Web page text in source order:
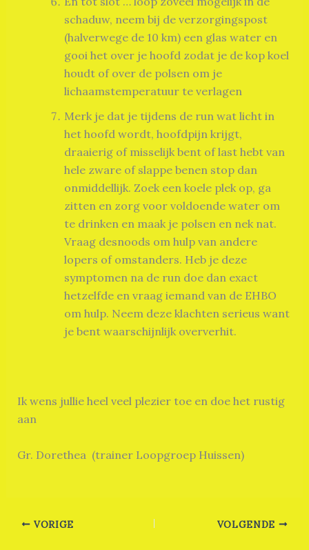
schaduw, neem bij de verzorgingspost
(halverwege de 10 km) een glas water en
gooi het over je hoofd zodat je de kop koel
houdt of over de polsen om je
lichaamstemperatuur te verlagen
Merk je dat je tijdens de run wat licht in
het hoofd wordt, hoofdpijn krijgt,
draaierig of misselijk bent of last hebt van
hele zware of slappe benen stop dan
onmiddellijk. Zoek een koele plek op, ga
zitten en zorg voor voldoende water om
te drinken en maak je polsen en nek nat.
Vraag desnoods om hulp van andere
lopers of omstanders. Heb je deze
symptomen na de run doe dan exact
hetzelfde en vraag iemand van de EHBO
om hulp. Neem deze klachten serieus want
je bent waarschijnlijk oververhit.
Ik wens jullie heel veel plezier toe en doe het rustig
aan
Gr. Dorethea (trainer Loopgroep Huissen)
VORIGE VOLGENDE